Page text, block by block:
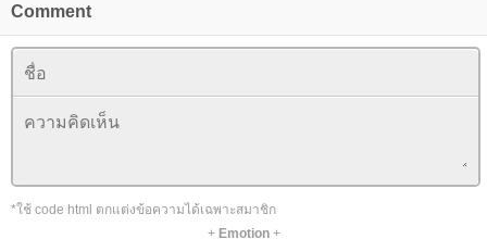
Comment
*ใช้ code html ตกแต่งข้อความได้เฉพาะสมาชิก
+ Emotion+